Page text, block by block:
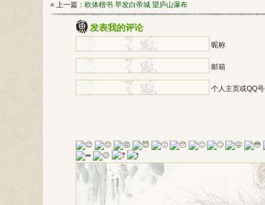
« 上一篇： 欧体楷书 早发白帝城 望庐山瀑布
发表我的评论
昵称
邮箱
个人主页或QQ